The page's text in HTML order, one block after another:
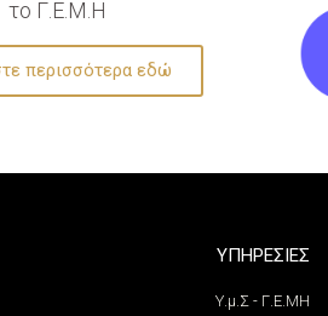
το Γ.Ε.Μ.Η
περισσότερα εδώ
ΥΠΗΡΕΣΙΕΣ
Υ.μ.Σ - Γ.Ε.ΜΗ